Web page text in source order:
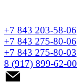
+7 843 203-58-06
+7 843 275-80-06
+7 843 275-80-03
8 (917) 899-62-00